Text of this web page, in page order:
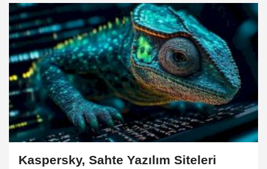
Kaspersky, Sahte Yazılım Siteleri